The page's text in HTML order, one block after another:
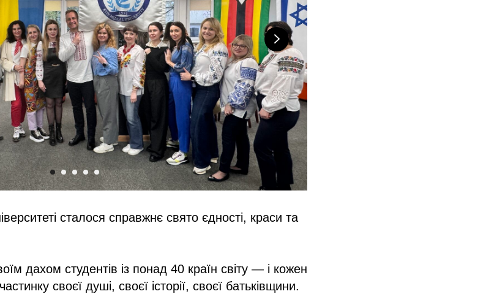
сталося справжнє свято єдності, краси та
дахом студентів із понад 40 країн світу — і кожен
своєї душі, своєї історії, своєї батьківщини.